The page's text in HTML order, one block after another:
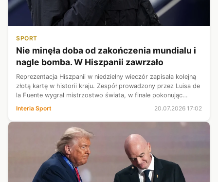
SPORT
Nie minęła doba od zakończenia mundialu i
nagle bomba. W Hiszpanii zawrzało
Reprezentacja Hiszpanii w niedzielny wieczór zapisała kolejną
złotą kartę w historii kraju. Zespół prowadzony przez Luisa de
la Fuente wygrał mistrzostwo świata, w finale pokonując
świat piłki...
Interia Sport 20.07.2026 17:02